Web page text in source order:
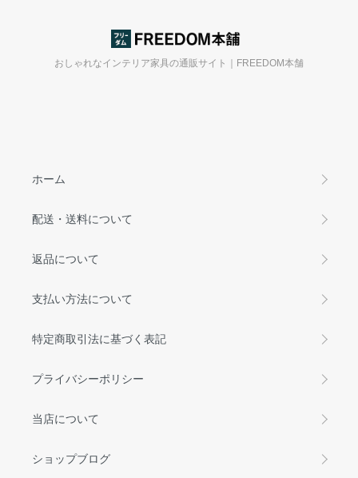
おしゃれなインテリア家具の通販サイト｜FREEDOM本舗
ホーム
配送・送料について
返品について
支払い方法について
特定商取引法に基づく表記
プライバシーポリシー
当店について
ショップブログ